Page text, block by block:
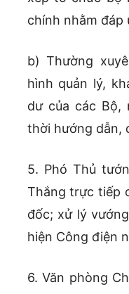
chính nhằm đáp
b) Thường
hình quản lý,
dư của các Bộ,
thời hướng dẫn,
5. Phó Thủ
Thắng trực tiếp
đốc; xử lý
hiện Công điện
6. Văn phòng